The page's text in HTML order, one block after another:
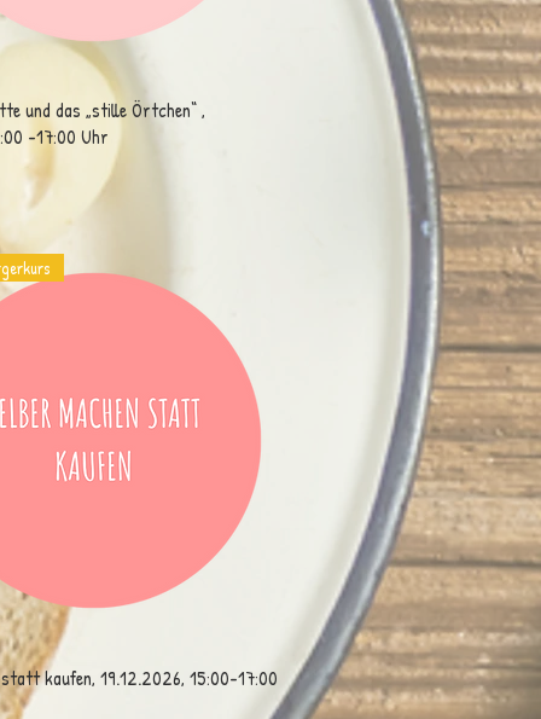
und das „stille Örtchen“ ,
-17:00 Uhr
kaufen, 19.12.2026, 15:00-17:00